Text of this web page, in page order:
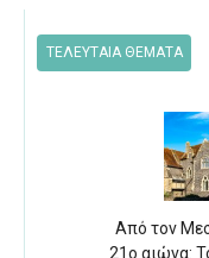
ΤΕΛΕΥΤΑΙΑ ΘΕΜΑΤΑ
Από τον
21ο αιώνα: